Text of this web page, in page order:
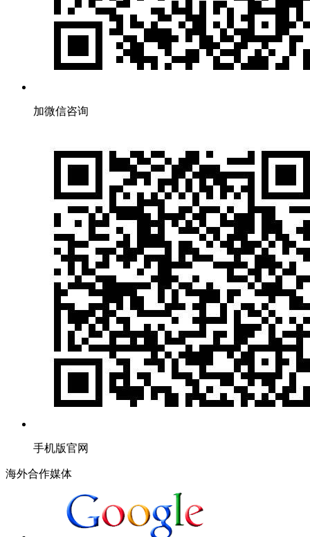
加微信咨询
手机版官网
海外合作媒体